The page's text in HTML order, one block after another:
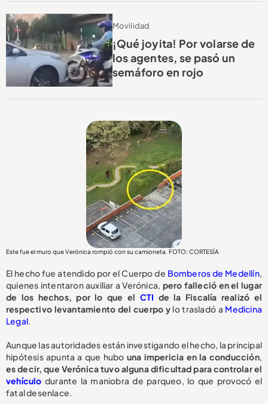
Movilidad
¡Qué joyita! Por volarse de
los agentes, se pasó un
semáforo en rojo
Este fue el muro que Verónica rompió con su camioneta. FOTO: CORTESÍA
El hecho fue atendido por el Cuerpo de Bomberos de Medellín,
quienes intentaron auxiliar a Verónica, pero falleció en el lugar
de los hechos, por lo que el CTI de la Fiscalía realizó el
respectivo levantamiento del cuerpo y lo trasladó a Medicina
Legal.
Aunque las autoridades están investigando el hecho, la principal
hipótesis apunta a que hubo una impericia en la conducción,
es decir, que Verónica tuvo alguna dificultad para controlar el
vehículo durante la maniobra de parqueo, lo que provocó el
fatal desenlace.